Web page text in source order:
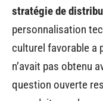
stratégie de
personnalisation
culturel favorable a
n’avait pas obtenu
question ouverte